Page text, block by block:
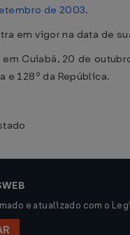
de 2003.
em vigor na data de
em Cuiabá, 20 de
e 128º da República.
e atualizado com o